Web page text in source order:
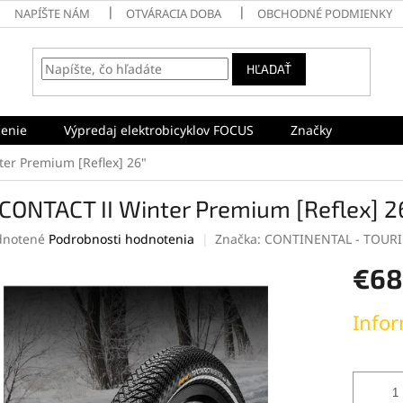
NAPÍŠTE NÁM OTVÁRACIA DOBA OBCHODNÉ PODMIENKY
HĽADAŤ
Výpredaj elektrobicyklov FOCUS
Značky
Premium [Reflex] 26"
II Winter Premium [Reflex]
Podrobnosti hodnotenia Značka: CONTINENTAL -
cena: